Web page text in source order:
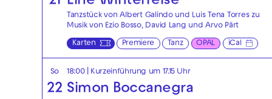
Tanzstück von Albert Galindo und Luis Tena Torres zu
Musik von Ezio Bosso, David Lang und Arvo Pärt
Karten Premiere Tanz OPAL iCal
So
22
18:00 | Kurzeinführung um 17.15 Uhr
Simon Boccanegra